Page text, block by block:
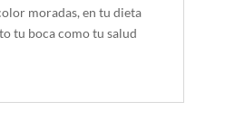
moradas, en tu dieta
tu boca como tu salud